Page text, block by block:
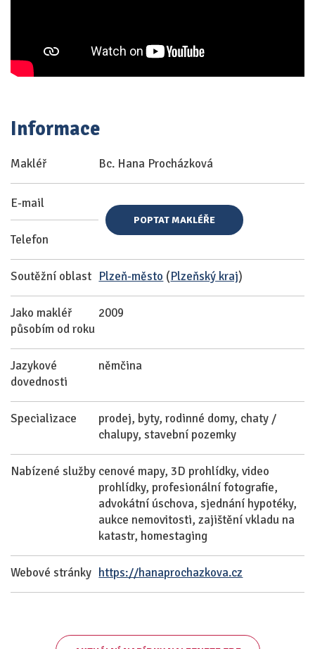
Informace
Makléř Bc. Hana Procházková
E-mail
Telefon
POPTAT MAKLÉŘE
Soutěžní oblast Plzeň-město (Plzeňský kraj)
Jako makléř
působím od roku
2009
Jazykové
dovednosti
němčina
Specializace
prodej, byty, rodinné domy, chaty /
chalupy, stavební pozemky
Nabízené služby cenové mapy, 3D prohlídky, video
prohlídky, profesionální fotografie,
advokátní úschova, sjednání hypotéky,
aukce nemovitosti, zajištění vkladu na
katastr, homestaging
Webové stránky https://hanaprochazkova.cz